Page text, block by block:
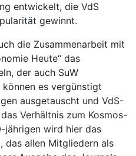
entwickelt, die VdS
gewinnt.
die Zusammenarbeit mit
Heute“ das
der auch SuW
es vergünstigt
ausgetauscht und VdS-
Verhältnis zum Kosmos-
jährigen wird hier das
das allen Mitgliedern als